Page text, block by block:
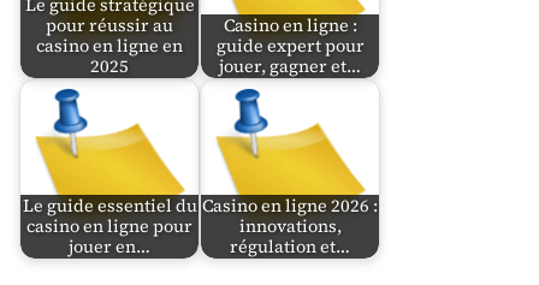
Le guide stratégique
pour réussir au
casino en ligne en
2025
Casino en ligne :
guide expert pour
jouer, gagner et…
Le guide essentiel du
casino en ligne pour
jouer en…
Casino en ligne 2026 :
innovations,
régulation et…